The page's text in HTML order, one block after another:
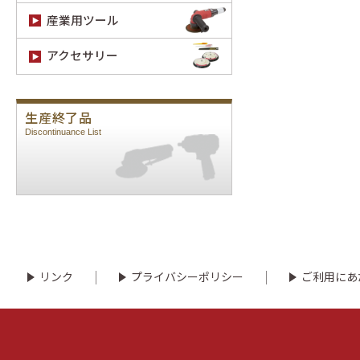
産業用ツール
アクセサリー
生産終了品
Discontinuance List
リンク プライバシーポリシー ご利用に